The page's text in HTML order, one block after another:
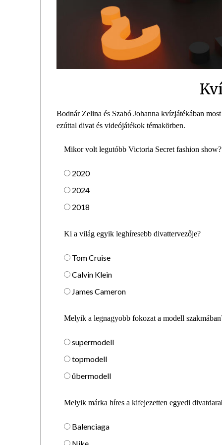
Bodnár Zelina és Szabó Johanna kvízjátékában
ezúttal divat és videójátékok témakörben.
Mikor volt legutóbb Victoria Secret fashion show?
2020
2024
2018
Ki a világ egyik leghíresebb divattervezője?
Tom Cruise
Calvin Klein
James Cameron
Melyik a legnagyobb fokozat a modell
supermodell
topmodell
übermodell
Melyik márka híres a kifejezetten egyedi
Balenciaga